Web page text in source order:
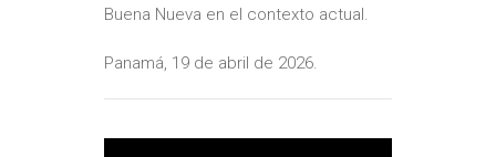
Buena Nueva en el contexto actual.
Panamá, 19 de abril de 2026.